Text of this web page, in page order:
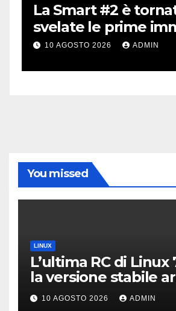
La Smart #2 è
svelate le prime
dell’erede della
10 AGOSTO 2026 ADMIN
You missed
LINUX
L’ultima RC di Linux
la versione stabile
prossima settimana
10 AGOSTO 2026 ADMIN